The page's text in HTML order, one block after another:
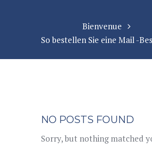
Bienvenue
So bestellen Sie eine Mail -
NO POSTS FOUND
Sorry, but nothing matched